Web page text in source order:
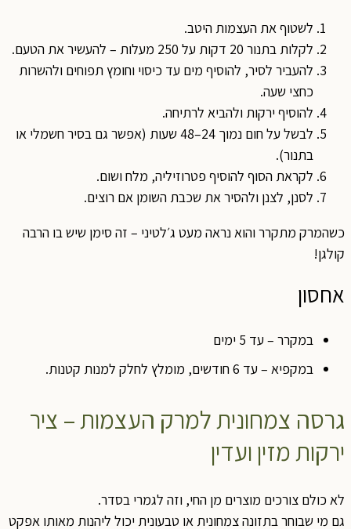
לשטוף את העצמות היטב.
לקלות בתנור 20 דקות על 250 מעלות – להעשיר את הטעם.
להעביר לסיר, להוסיף מים עד כיסוי וחומץ תפוחים ולהשרות
כחצי שעה.
להוסיף ירקות ולהביא לרתיחה.
לבשל על חום נמוך 24–48 שעות (אפשר גם בסיר חשמלי או
בתנור).
לקראת הסוף להוסיף פטרוזיליה, מלח ושום.
לסנן, לצנן ולהסיר את שכבת השומן אם רוצים.
כשהמרק מתקרר והוא נראה מעט ג׳לטיני – זה סימן שיש בו הרבה
קולגן!
אחסון
במקרר – עד 5 ימים
במקפיא – עד 6 חודשים, מומלץ לחלק למנות קטנות.
גרסה צמחונית למרק העצמות – ציר
ירקות מזין ועדין
לא כולם צורכים מוצרים מן החי, וזה לגמרי בסדר.
גם מי שבוחר בתזונה צמחונית או טבעונית יכול ליהנות מאותו אפקט